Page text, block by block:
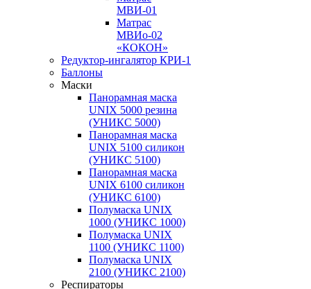
МВИ-01
Матрас
МВИо-02
«КОКОН»
Редуктор-ингалятор КРИ-1
Баллоны
Маски
Панорамная маска
UNIX 5000 резина
(УНИКС 5000)
Панорамная маска
UNIX 5100 силикон
(УНИКС 5100)
Панорамная маска
UNIX 6100 силикон
(УНИКС 6100)
Полумаска UNIX
1000 (УНИКС 1000)
Полумаска UNIX
1100 (УНИКС 1100)
Полумаска UNIX
2100 (УНИКС 2100)
Респираторы